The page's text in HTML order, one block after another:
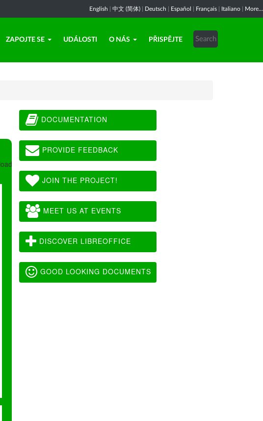
English 中文 (简体) Deutsch Español Français Italiano More...
ZAPOJTE SE UDÁLOSTI O NÁS PŘISPĚJTE
DOCUMENTATION
PROVIDE FEEDBACK
JOIN THE PROJECT!
MEET US AT EVENTS
DISCOVER LIBREOFFICE
GOOD LOOKING DOCUMENTS